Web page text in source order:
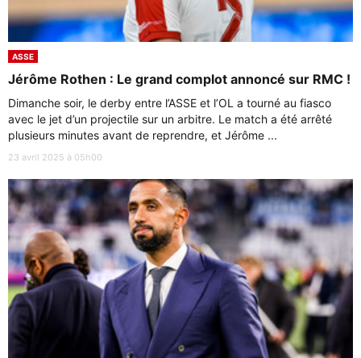
ASSE
Jérôme Rothen : Le grand complot annoncé sur RMC !
Dimanche soir, le derby entre l’ASSE et l’OL a tourné au fiasco
avec le jet d’un projectile sur un arbitre. Le match a été arrêté
plusieurs minutes avant de reprendre, et Jérôme ...
23 avril 2025 à 05h00